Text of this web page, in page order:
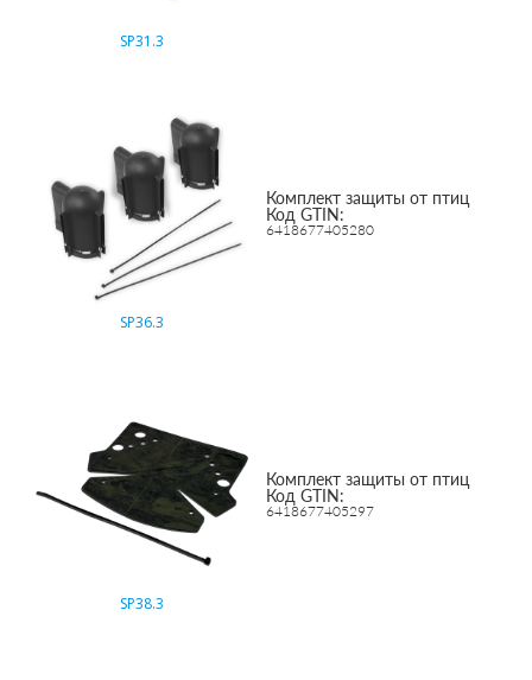
SP31.3
SP36.3
Комплект защиты от птиц
Код GTIN:
6418677405280
SP38.3
Комплект защиты от птиц
Код GTIN:
6418677405297